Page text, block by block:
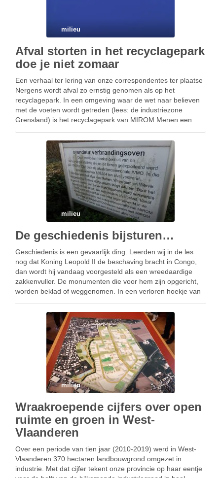
milieu
Afval storten in het recyclagepark
doe je niet zomaar
Een verhaal ter lering van onze correspondentes ter plaatse
Nergens wordt afval zo ernstig genomen als op het
recyclagepark. In een omgeving waar de wet naar believen
met de voeten wordt getreden (lees: de industriezone
Grensland) is het recyclagepark van MIROM Menen een
milieu
De geschiedenis bijsturen…
Geschiedenis is een gevaarlijk ding. Leerden wij in de les
nog dat Koning Leopold II de beschaving bracht in Congo,
dan wordt hij vandaag voorgesteld als een wreedaardige
zakkenvuller. De monumenten die voor hem zijn opgericht,
worden beklad of weggenomen. In een verloren hoekje van
milieu
Wraakroepende cijfers over open
ruimte en groen in West-
Vlaanderen
Over een periode van tien jaar (2010-2019) werd in West-
Vlaanderen 370 hectaren landbouwgrond omgezet in
industrie. Met dat cijfer tekent onze provincie op haar eentje